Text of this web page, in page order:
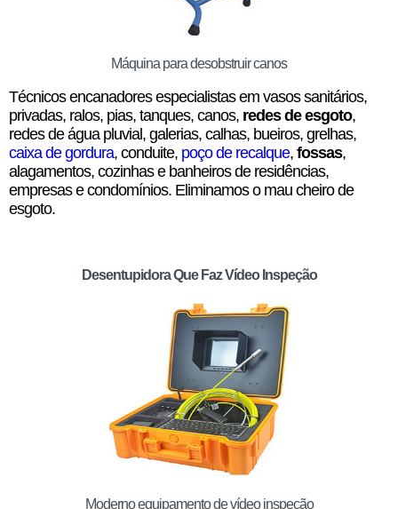
Máquina para desobstruir canos
Técnicos encanadores especialistas em vasos sanitários,
privadas, ralos, pias, tanques, canos, redes de esgoto,
redes de água pluvial, galerias, calhas, bueiros, grelhas,
caixa de gordura, conduite, poço de recalque, fossas,
alagamentos, cozinhas e banheiros de residências,
empresas e condomínios. Eliminamos o mau cheiro de
esgoto.
Desentupidora Que Faz Vídeo Inspeção
Moderno equipamento de vídeo inspeção